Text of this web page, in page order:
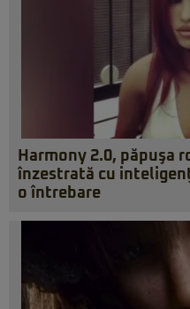
Harmony 2.0, păpuşa
înzestrată cu
o întrebare